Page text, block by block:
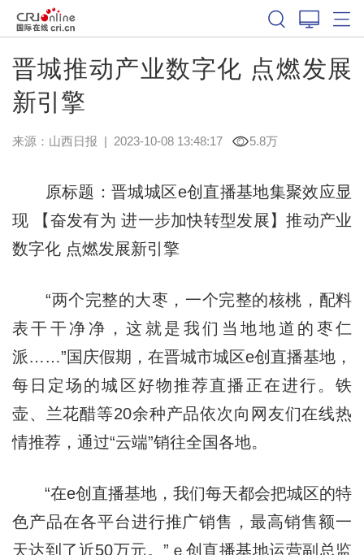
晋城推动产业数字化 点燃发展
新引擎
来源： 山西日报 | 2023-10-08 13:48:17 5.8万
原标题：晋城城区e创直播基地集聚效应显
现 【奋发有为 进一步加快转型发展】推动产业
数字化 点燃发展新引擎
“两个完整的大枣，一个完整的核桃，配料
表干干净净，这就是我们当地地道的枣仁
派……”国庆假期，在晋城市城区e创直播基地，
每日定场的城区好物推荐直播正在进行。铁
壶、兰花醋等20余种产品依次向网友们在线热
情推荐，通过“云端”销往全国各地。
“在e创直播基地，我们每天都会把城区的特
色产品在各平台进行推广销售，最高销售额一
天达到了近50万元。”ｅ创直播基地运营副总监